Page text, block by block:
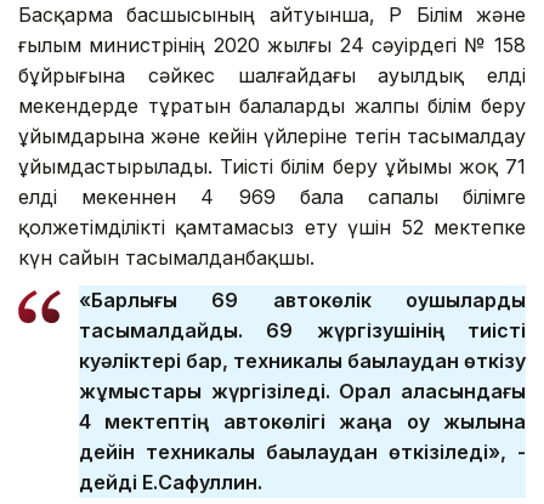
Басқарма басшысының айтуынша, ҚР Білім және
ғылым министрінің 2020 жылғы 24 сәуірдегі № 158
бұйрығына сәйкес шалғайдағы ауылдық елді
мекендерде тұратын балаларды жалпы білім беру
ұйымдарына және кейін үйлеріне тегін тасымалдау
ұйымдастырылады. Тиісті білім беру ұйымы жоқ 71
елді мекеннен 4 969 бала сапалы білімге
қолжетімділікті қамтамасыз ету үшін 52 мектепке
күн сайын тасымалданбақшы.
«Барлығы 69 автокөлік оқушыларды
тасымалдайды. 69 жүргізушінің тиісті
куәліктері бар, техникалық бақылаудан өткізу
жұмыстары жүргізіледі. Орал қаласындағы
4 мектептің автокөлігі жаңа оқу жылына
дейін техникалық бақылаудан өткізіледі», -
дейді Е.Сафуллин.